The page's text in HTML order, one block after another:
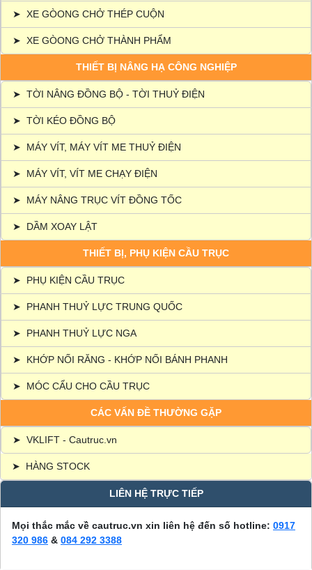
➤ XE GÒONG CHỞ THÉP CUỘN
➤ XE GÒONG CHỞ THÀNH PHẨM
THIẾT BỊ NÂNG HẠ CÔNG NGHIỆP
➤ TỜI NÂNG ĐỒNG BỘ - TỜI THUỶ ĐIỆN
➤ TỜI KÉO ĐỒNG BỘ
➤ MÁY VÍT, MÁY VÍT ME THUỶ ĐIỆN
➤ MÁY VÍT, VÍT ME CHẠY ĐIỆN
➤ MÁY NÂNG TRỤC VÍT ĐỒNG TỐC
➤ DẦM XOAY LẬT
THIẾT BỊ, PHỤ KIỆN CẦU TRỤC
➤ PHỤ KIỆN CẦU TRỤC
➤ PHANH THUỶ LỰC TRUNG QUỐC
➤ PHANH THUỶ LỰC NGA
➤ KHỚP NỐI RĂNG - KHỚP NỐI BÁNH PHANH
➤ MÓC CẨU CHO CẦU TRỤC
CÁC VẤN ĐỀ THƯỜNG GẶP
➤ VKLIFT - Cautruc.vn
➤ HÀNG STOCK
LIÊN HỆ TRỰC TIẾP
Mọi thắc mắc về cautruc.vn xin liên hệ đến số hotline: 0917
320 986 & 084 292 3388